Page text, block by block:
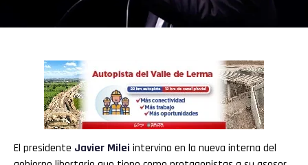
El presidente Javier Milei intervino en la nueva interna del